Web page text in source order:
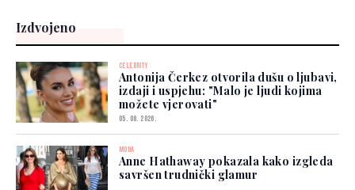
Izdvojeno
CELEBRITY
Antonija Čerkez otvorila dušu o ljubavi,
izdaji i uspjehu: "Malo je ljudi kojima
možete vjerovati"
05. 08. 2026.
MODA
Anne Hathaway pokazala kako izgleda
savršen trudnički glamur